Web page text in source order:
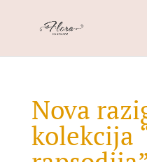
Nova
kolekcija